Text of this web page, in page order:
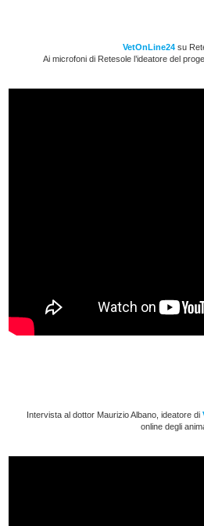
VetOnLine24su
Ai microfoni di Retesole l’ideatore del
Intervista al dottor Maurizio Albano, ideatore di
online degli